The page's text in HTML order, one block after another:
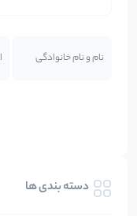
دسته بندی ها